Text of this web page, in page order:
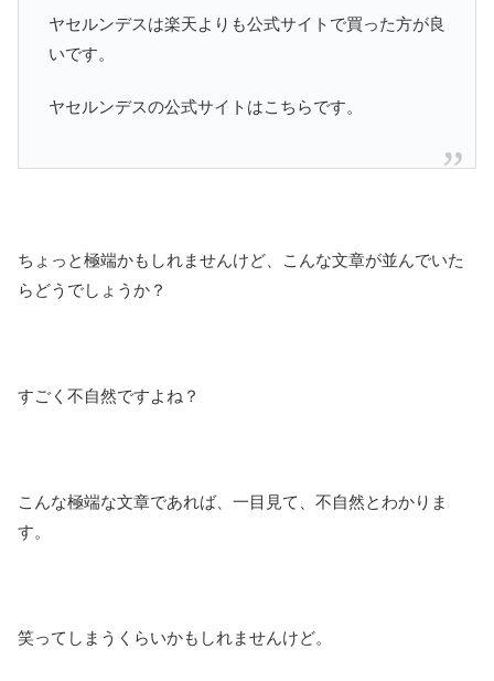
ヤセルンデスは楽天よりも公式サイトで買った方が良
いです。
ヤセルンデスの公式サイトはこちらです。
ちょっと極端かもしれませんけど、こんな文章が並んでいた
らどうでしょうか？
すごく不自然ですよね？
こんな極端な文章であれば、一目見て、不自然とわかりま
す。
笑ってしまうくらいかもしれませんけど。